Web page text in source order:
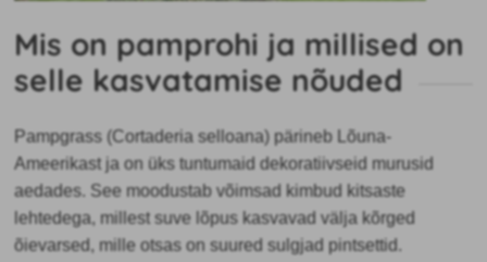
Mis on pamprohi ja millised on
selle kasvatamise nõuded
Pampgrass (Cortaderia selloana) pärineb Lõuna-
Ameerikast ja on üks tuntumaid dekoratiivseid murusid
aedades. See moodustab võimsad kimbud kitsaste
lehtedega, millest suve lõpus kasvavad välja kõrged
õievarsed, mille otsas on suured sulgjad pintsettid.